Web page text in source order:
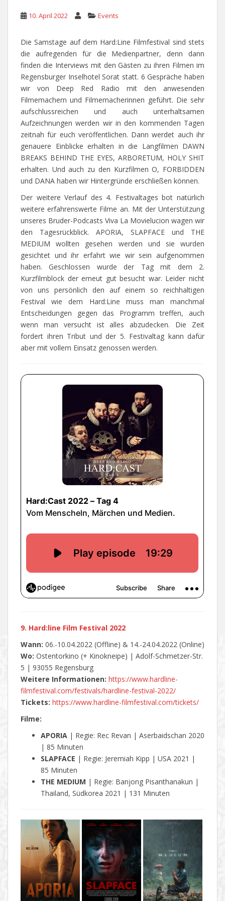
10. April 2022 Events
Die Samstage auf dem Hard:Line Filmfestival sind stets
die aufregenden für die Medienpartner, denn dann
finden die Interviews mit den Gästen zu ihren Filmen im
Regensburger Inselhotel Sorat statt. 6 Gespräche haben
wir von Deep Red Radio mit den anwesenden
Filmemachern und Filmemacherinnen geführt. Die sehr
aufschlussreichen und auch unterhaltsamen
Aufzeichnungen werden wir in den kommenden Tagen
zeitnah für euch veröffentlichen. Dann werdet auch ihr
genauere Einblicke erhalten in die Langfilmen DAWN
BREAKS BEHIND THE EYES, ARBORETUM, HOLY SHIT
erhalten. Und auch zu den Kurzfilmen O, FORBIDDEN
und DANA haben wir Hintergründe erschließen können.
Der weitere Verlauf des 4. Festivaltages bot natürlich
weitere erfahrenswerte Filme an. Mit der Unterstützung
unseres Bruder-Podcasts Viva La Movielucion wagen wir
den Tagesrückblick. APORIA, SLAPFACE und THE
MEDIUM wollten gesehen werden und sie wurden
gesichtet und ihr erfahrt wie wir sein aufgenommen
haben. Geschlossen wurde der Tag mit dem 2.
Kurzfilmblock der erneut gut besucht war. Leider nicht
von uns persönlich den auf einem so reichhaltigen
Festival wie dem Hard:Line muss man manchmal
Entscheidungen gegen das Programm treffen, auch
wenn man versucht ist alles abzudecken. Die Zeit
fordert ihren Tribut und der 5. Festivaltag kann dafür
aber mit vollem Einsatz genossen werden.
9. Hard:line Film Festival 2022
Wann: 06.-10.04.2022 (Offline) & 14.-24.04.2022 (Online)
Wo: Ostentorkino (+ Kinokneipe) | Adolf-Schmetzer-Str.
5 | 93055 Regensburg
Weitere Informationen: https://www.hardline-
filmfestival.com/festivals/hardline-festival-2022/
Tickets: https://www.hardline-filmfestival.com/tickets/
Filme:
APORIA | Regie: Rec Revan | Aserbaidschan 2020
| 85 Minuten
SLAPFACE | Regie: Jeremiah Kipp | USA 2021 |
85 Minuten
THE MEDIUM | Regie: Banjong Pisanthanakun |
Thailand, Südkorea 2021 | 131 Minuten